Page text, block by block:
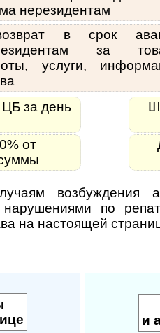
нерезидентам
в срок
за
услуги,
за день
от
возбуждения
по
на настоящей
и